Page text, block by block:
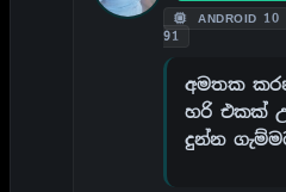
ANDROID 10
91
අමතක
හරි එකක්
දුන්න